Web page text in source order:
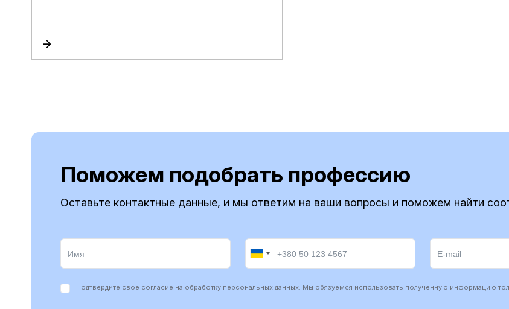
Поможем подобрать профессию
Оставьте контактные данные, и мы ответим на ваши вопросы и поможем найти
Подтвердите свое согласие на обработку персональных данных. Мы обязуемся использовать полученную информацию